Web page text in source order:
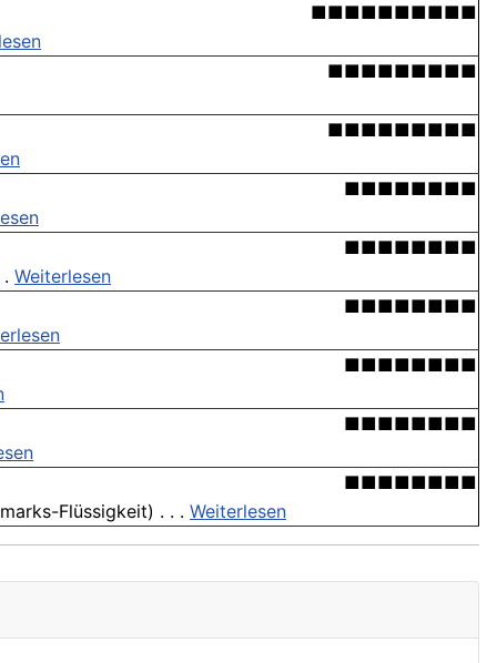
■■■■■■■■■■
■■■■■■■■■
■■■■■■■■■
■■■■■■■■
■■■■■■■■
Weiterlesen
■■■■■■■■
■■■■■■■■
■■■■■■■■
■■■■■■■■
Flüssigkeit) . . . Weiterlesen